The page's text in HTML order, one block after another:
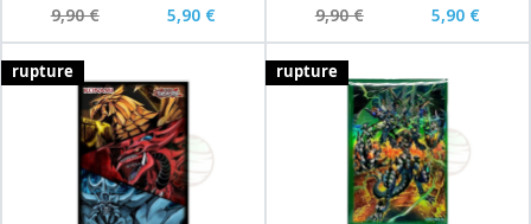
9,90 €
5,90 €
9,90 €
5,90 €
rupture rupture